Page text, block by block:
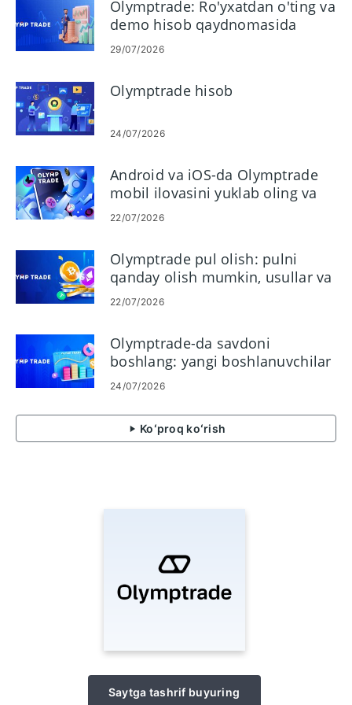
Olymptrade: Ro'yxatdan o'ting va
demo hisob qaydnomasida
savdoni boshlang
29/07/2026
Olymptrade hisob
24/07/2026
Android va iOS-da Olymptrade
mobil ilovasini yuklab oling va
o'rnating
22/07/2026
Olymptrade pul olish: pulni
qanday olish mumkin, usullar va
qayta ishlash
22/07/2026
Olymptrade-da savdoni
boshlang: yangi boshlanuvchilar
uchun bosqichma-bosqich
24/07/2026
Koʻproq koʻrish
Saytga tashrif buyuring